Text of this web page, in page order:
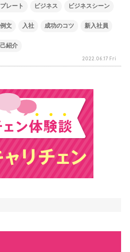
レート ビジネス ビジネスシーン
例文 入社 成功のコツ 新入社員
紹介
2022.06.17 Fri